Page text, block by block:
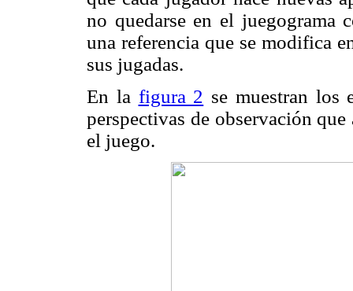
no quedarse en el juegograma
una referencia que se modifica
sus jugadas.
En la figura 2 se muestran los
perspectivas de observación
el juego.